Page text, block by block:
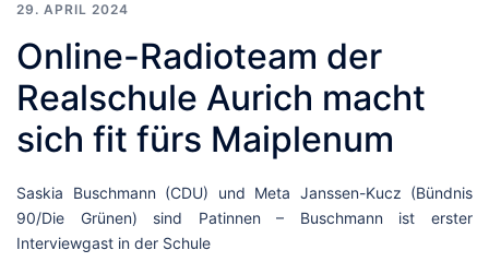
29. APRIL 2024
Online-Radioteam der
Realschule Aurich macht
sich fit fürs Maiplenum
Saskia Buschmann (CDU) und Meta Janssen-Kucz (Bündnis
90/Die Grünen) sind Patinnen – Buschmann ist erster
Interviewgast in der Schule